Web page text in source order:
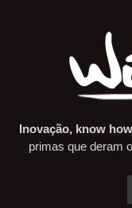
Inovação, know
primas que deram